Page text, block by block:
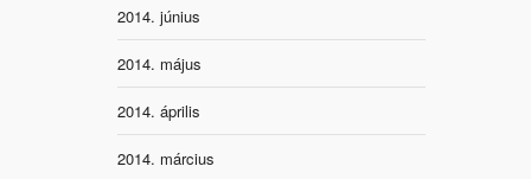
2014. június
2014. május
2014. április
2014. március